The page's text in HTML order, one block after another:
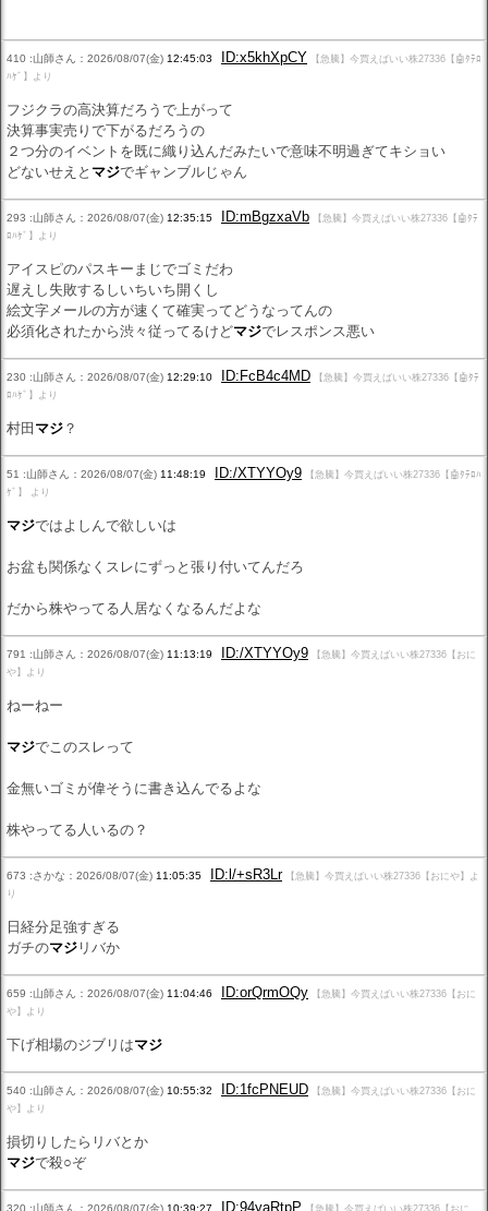
410 :山師さん：2026/08/07(金) 12:45:03 ID:x5khXpCY
【急騰】今買えばいい株27336【🤖ﾀﾃﾛ
ﾊｹﾞ】より
フジクラの高決算だろうで上がって
決算事実売りで下がるだろうの
２つ分のイベントを既に織り込んだみたいで意味不明過ぎてキショい
どないせえと マジでギャンブルじゃん
293 :山師さん：2026/08/07(金) 12:35:15 ID:mBgzxaVb
【急騰】今買えばいい株27336【🤖ﾀﾃ
ﾛﾊｹﾞ】より
アイスピのパスキーまじでゴミだわ
遅えし失敗するしいちいち開くし
絵文字メールの方が速くて確実ってどうなってんの
必須化されたから渋々従ってるけどマジでレスポンス悪い
230 :山師さん：2026/08/07(金) 12:29:10 ID:FcB4c4MD
【急騰】今買えばいい株27336【🤖ﾀﾃ
ﾛﾊｹﾞ】より
村田 マジ ？
51 :山師さん：2026/08/07(金) 11:48:19 ID:/XTYYOy9
【急騰】今買えばいい株27336【🤖ﾀﾃﾛﾊ
ｹﾞ】 より
マジではよしんで欲しいは
お盆も関係なくスレにずっと張り付いてんだろ
だから株やってる人居なくなるんだよな
791 :山師さん：2026/08/07(金) 11:13:19 ID:/XTYYOy9
【急騰】今買えばいい株27336【おに
や】より
ねーねー
マジでこのスレって
金無いゴミが偉そうに書き込んでるよな
株やってる人いるの？
673 :さかな：2026/08/07(金) 11:05:35 ID:l/+sR3Lr
【急騰】今買えばいい株27336【おにや】よ
り
日経分足強すぎる
ガチのマジ リバか
659 :山師さん：2026/08/07(金) 11:04:46 ID:orQrmOQy
【急騰】今買えばいい株27336【おに
や】より
下げ相場のジブリはマジ
540 :山師さん：2026/08/07(金) 10:55:32 ID:1fcPNEUD
【急騰】今買えばいい株27336【おに
や】より
損切りしたらリバとか
マジで殺○ぞ
320 :山師さん：2026/08/07(金) 10:39:27 ID:94yaRtpP 【急騰】今買えばいい株27336【おに